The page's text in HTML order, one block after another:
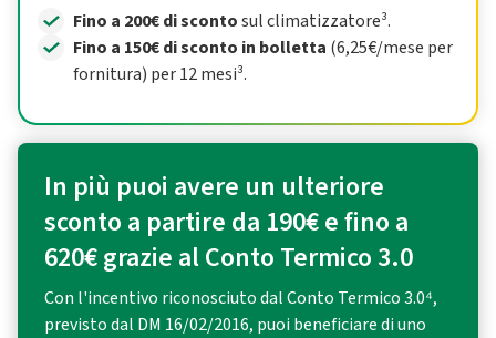
Fino a 200€ di scontosul climatizzatore³.
Fino a 150€ di sconto in bolletta (6,25€/mese per
fornitura) per 12 mesi³.
In più puoi avere un ulteriore
sconto a partire da 190€ e fino a
620€ grazie al Conto Termico 3.0
Con l'incentivo riconosciuto dal Conto Termico 3.0⁴,
previsto dal DM 16/02/2016, puoi beneficiare di uno